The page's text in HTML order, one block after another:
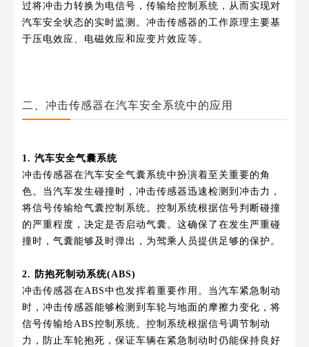
过将冲击力转换为电信号，传输给控制系统，从而实现对
汽车安全状态的实时监测。冲击传感器的工作原理主要基
于压电效应、电磁效应和应变片效应等。
二、冲击传感器在汽车安全系统中的应用
1. 汽车安全气囊系统
冲击传感器在汽车安全气囊系统中扮演着至关重要的角
色。当汽车发生碰撞时，冲击传感器迅速检测到冲击力，
将信号传输给气囊控制系统。控制系统根据信号判断碰撞
的严重程度，决定是否启动气囊。这确保了在发生严重碰
撞时，气囊能够及时弹出，为驾乘人员提供足够的保护。
2. 防抱死制动系统(ABS)
冲击传感器在ABS中也发挥着重要作用。当汽车紧急制动
时，冲击传感器能够检测到车轮与地面的摩擦力变化，将
信号传输给ABS控制系统。控制系统根据信号调节制动
力，防止车轮抱死，保证车辆在紧急制动时仍能保持良好